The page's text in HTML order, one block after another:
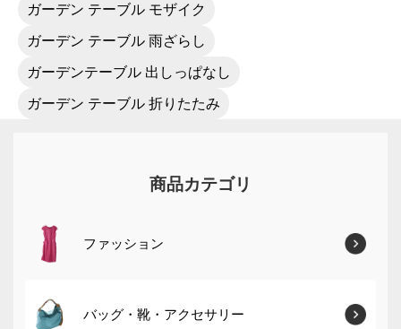
ガーデン テーブル モザイク
ガーデン テーブル 雨ざらし
ガーデンテーブル 出しっぱなし
ガーデン テーブル 折りたたみ
商品カテゴリ
ファッション
バッグ・靴・アクセサリー